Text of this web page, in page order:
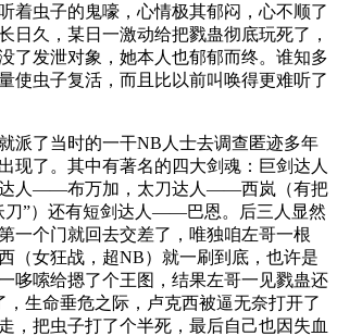
着虫子的鬼嚎，心情极其郁闷，心不顺了
日久，某日一激动给把戮蛊彻底玩死了，
了发泄对象，她本人也郁郁而终。谁知多
使虫子复活，而且比以前叫唤得更难听了
派了当时的一干NB人士去调查匿迹多年
现了。其中有著名的四大剑魂：巨剑达人
人——布万加，太刀达人——西岚（有把
刀”）还有短剑达人——巴恩。后三人显然
一个门就回去交差了，唯独咱左哥一根
（女狂战，超NB）就一刷到底，也许是
哆嗦给摁了个王图，结果左哥一见戮蛊还
，生命垂危之际，卢克西被逼无奈打开了
，把虫子打了个半死，最后自己也因失血